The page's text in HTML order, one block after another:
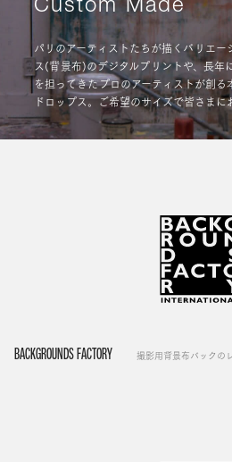
Custom Made
パリのアーティストたちが描くバリエ
ス(背景布)のデジタルプリントや、長年
を担ってきたプロのアーティストが創る
ドロップス。ご希望のサイズで皆さまに
BACKGROUNDS FACTORY 撮影用背景布バックの